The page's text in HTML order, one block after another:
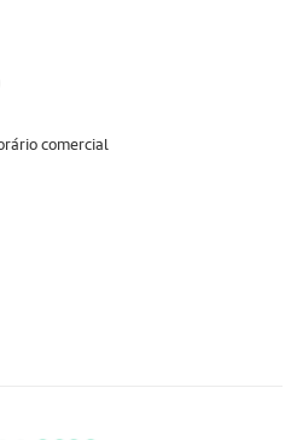
comercial